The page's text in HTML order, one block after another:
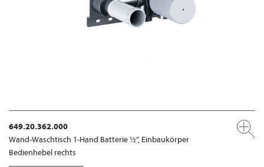
649.20.362.000
Wand-Waschtisch 1-Hand Batterie ½“, Einbaukörper
Bedienhebel rechts